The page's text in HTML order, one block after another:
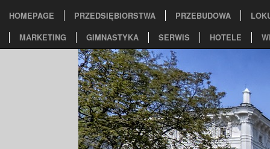
HOMEPAGE PRZEDSIĘBIORSTWA PRZEBUDOWA
MARKETING
GIMNASTYKA SERWIS HOTELE